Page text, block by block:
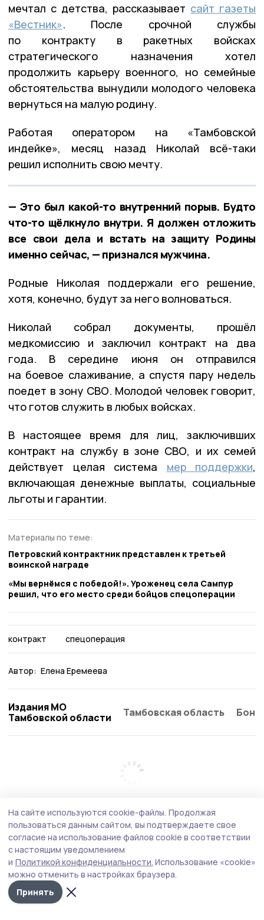
мечтал с детства, рассказывает сайт газеты
«Вестник». После срочной службы
по контракту в ракетных войсках
стратегического назначения хотел
продолжить карьеру военного, но семейные
обстоятельства вынудили молодого человека
вернуться на малую родину.
Работая оператором на «Тамбовской
индейке», месяц назад Николай всё-таки
решил исполнить свою мечту.
— Это был какой-то внутренний порыв. Будто
что-то щёлкнуло внутри. Я должен отложить
все свои дела и встать на защиту Родины
именно сейчас, — признался мужчина.
Родные Николая поддержали его решение,
хотя, конечно, будут за него волноваться.
Николай собрал документы, прошёл
медкомиссию и заключил контракт на два
года. В середине июня он отправился
на боевое слаживание, а спустя пару недель
поедет в зону СВО. Молодой человек говорит,
что готов служить в любых войсках.
В настоящее время для лиц, заключивших
контракт на службу в зоне СВО, и их семей
действует целая система мер поддержки,
включающая денежные выплаты, социальные
льготы и гарантии.
Материалы по теме:
Петровский контрактник представлен к третьей
воинской награде
«Мы вернёмся с победой!». Уроженец села Сампур
решил, что его место среди бойцов спецоперации
контракт спецоперация
Автор: Елена Еремеева
Издания МО
Тамбовской области
Тамбовская область
На сайте используются cookie-файлы. Продолжая
пользоваться данным сайтом, вы подтверждаете свое
согласие на использование файлов cookie в соответствии
с настоящим уведомлением
и Политикой конфиденциальности. Использование «cookie»
можно отменить в настройках браузера.
Принять